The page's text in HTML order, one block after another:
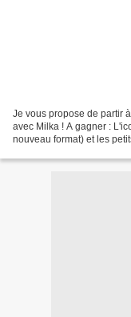
Je vous propose de partir
avec Milka ! A gagner :
nouveau format) et les